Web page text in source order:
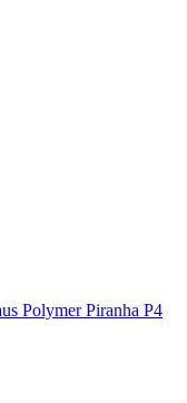
Polymer Piranha P4